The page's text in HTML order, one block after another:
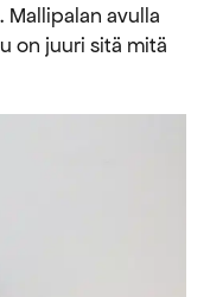
Mallipalan avulla
on juuri sitä mitä